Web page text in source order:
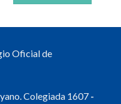
1,25 €
se
Oficial de
Colegiada 1607 -